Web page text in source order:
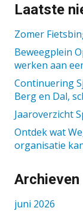
Laatste
Zomer
Beweegplein
werken aan
Continuering
Berg en Dal,
Jaaroverzicht
Ontdek wat
organisatie
Archieven
juni 2026